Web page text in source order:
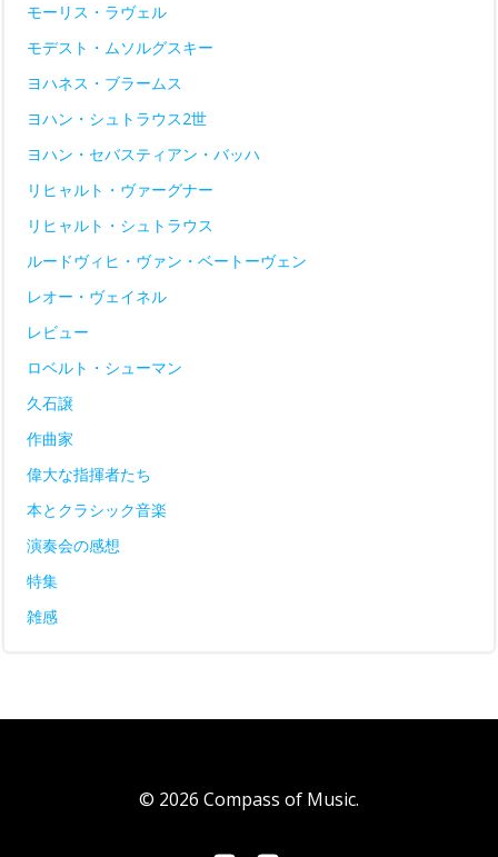
モーリス・ラヴェル
モデスト・ムソルグスキー
ヨハネス・ブラームス
ヨハン・シュトラウス2世
ヨハン・セバスティアン・バッハ
リヒャルト・ヴァーグナー
リヒャルト・シュトラウス
ルードヴィヒ・ヴァン・ベートーヴェン
レオー・ヴェイネル
レビュー
ロベルト・シューマン
久石譲
作曲家
偉大な指揮者たち
本とクラシック音楽
演奏会の感想
特集
雑感
© 2026 Compass of Music.